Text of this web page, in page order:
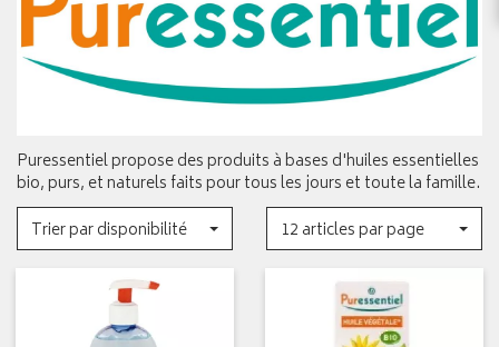
Puressentiel propose des produits à bases d'huiles essentielles
bio, purs, et naturels faits pour tous les jours et toute la famille.
Trier par disponibilité
12 articles par page